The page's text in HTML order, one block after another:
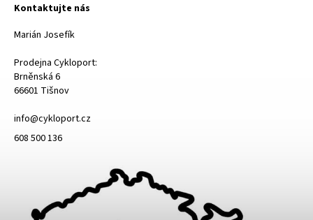
Kontaktujte nás
Marián Josefík
Prodejna Cykloport:
Brněnská 6
66601 Tišnov
info@cykloport.cz
608 500 136